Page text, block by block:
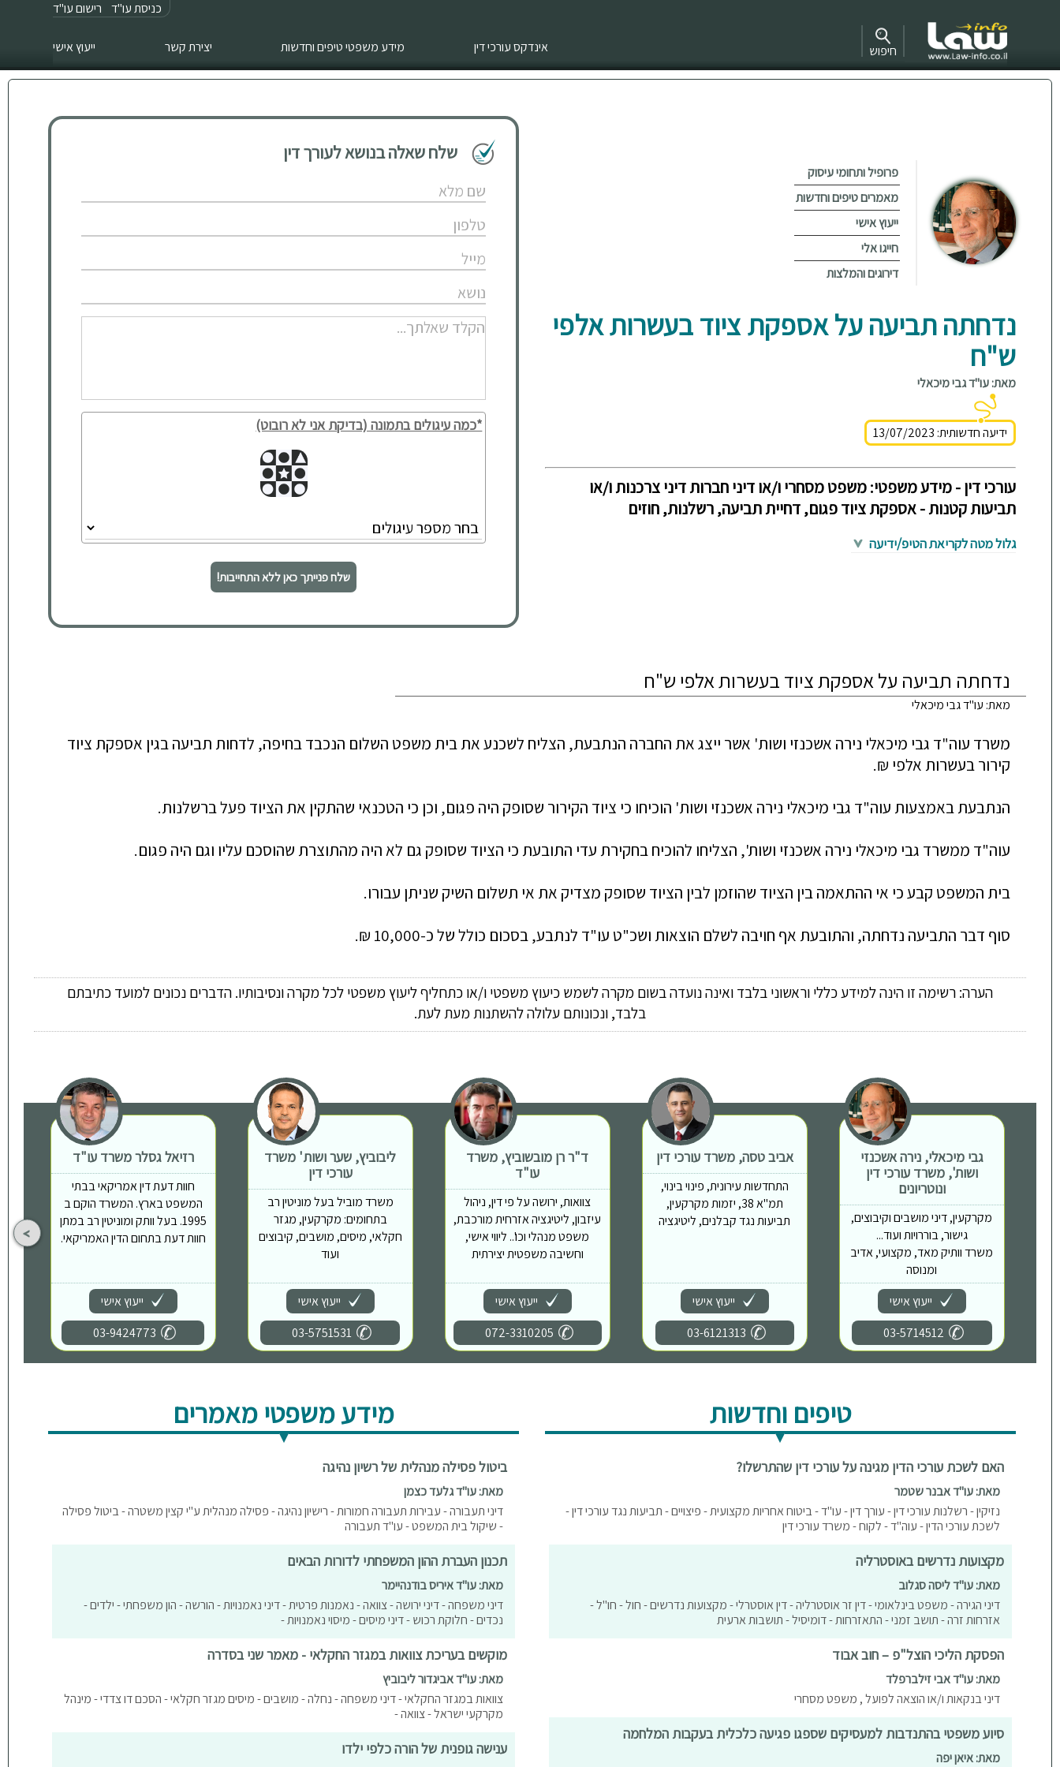
כניסת עו"ד רישום עו"ד
אינדקס עורכי דין מידע משפטי טיפים וחדשות יצירת קשר ייעוץ אישי חיפוש
פרופיל ותחומי עיסוק
מאמרים טיפים וחדשות
ייעוץ אישי
חייגו אלי
דירוגים והמלצות
נדחתה תביעה על אספקת ציוד בעשרות אלפי
ש"ח
מאת: עו"ד גבי מיכאלי
ידיעה חדשותית: 13/07/2023
עורכי דין - מידע משפטי: משפט מסחרי ו/או דיני חברות דיני צרכנות ו/או
תביעות קטנות - אספקת ציוד פגום, דחיית תביעה, רשלנות, חוזים
גלול מטה לקריאת הטיפ/ידיעה
שלח שאלה בנושא לעורך דין
*כמה עיגולים בתמונה (בדיקת אני לא רובוט)
שלח פנייתך כאן ללא התחייבות!
נדחתה תביעה על אספקת ציוד בעשרות אלפי ש"ח
מאת: עו"ד גבי מיכאלי
סוף דבר התביעה נדחתה, והתובעת אף חויבה לשלם הוצאות ושכ"ט עו"ד לנתבע, בסכום כולל של כ-10,000 ₪.
הערה: רשימה זו הינה למידע כללי וראשוני בלבד ואינה נועדה בשום מקרה לשמש כיעוץ משפטי ו/או כתחליף ליעוץ משפטי לכל מקרה ונסיבותיו. הדברים נכונים למועד כתיבתם
בלבד, ונכונותם עלולה להשתנות מעת לעת.
גבי מיכאלי, נירה אשכנזי
ושות', משרד עורכי דין
ונוטריונים
מקרקעין, דיני מושבים וקיבוצים,
גישור, בוררויות ועוד...
משרד וותיק מאד, מקצועי, אדיב
ומנוסה
ייעוץ אישי
03-5714512
אביב טסה, משרד עורכי דין
התחדשות עירונית, פינוי בינוי,
תמ"א 38, יזמות מקרקעין,
תביעות נגד קבלנים, ליטיגציה
ייעוץ אישי
03-6121313
ד"ר רן מובשוביץ, משרד
עו"ד
צוואות, ירושה על פי דין, ניהול
עיזבון, ליטיגציה אזרחית מורכבת,
משפט מנהלי וכו'.. ליווי אישי,
וחשיבה משפטית יצירתית
ייעוץ אישי
072-3310205
ליבוביץ, שער ושות' משרד
עורכי דין
משרד מוביל בעל מוניטין רב
בתחומים: מקרקעין, מגזר
חקלאי, מיסים, מושבים, קיבוצים
ועוד
ייעוץ אישי
03-5751531
רזיאל גסלר משרד עו"ד
חוות דעת דין אמריקאי בבתי
המשפט בארץ. המשרד הוקם ב
1995. בעל וותק ומוניטין רב במתן
חוות דעת בתחום הדין האמריקאי.
ייעוץ אישי
03-9424773
טיפים וחדשות
האם לשכת עורכי הדין מגינה על עורכי דין שהתרשלו?
מאת: עו"ד אבנר שטמר
נזיקין - רשלנות עורכי דין - עורך דין - עו"ד - ביטוח אחריות מקצועית - פיצויים - תביעות נגד עורכי דין -
לשכת עורכי הדין - עוה"ד - לקוח - משרד עורכי דין
מקצועות נדרשים באוסטרליה
מאת: עו"ד ליסה סגלוב
דיני הגירה - משפט בינלאומי - דין זר אוסטרליה - דין אוסטרלי - מקצועות נדרשים - חול - חו"ל -
אזרחות זרה - תושב זמני - התאזרחות - דומיסיל - תושבות ארעית
הפסקת הליכי הוצל"פ – חוב אבוד
מאת: עו"ד אבי זילברפלד
דיני בנקאות ו/או הוצאה לפועל , משפט מסחרי
סיוע משפטי בהתנדבות למעסיקים שספגו פגיעה כלכלית בעקבות המלחמה
מאת: איאן יפה
מידע משפטי מאמרים
ביטול פסילה מנהלית של רשיון נהיגה
מאת: עו"ד גלעד כצמן
דיני תעבורה - עבירות תעבורה חמורות - רישיון נהיגה - פסילה מנהלית ע"י קצין משטרה - ביטול פסילה
- שיקול בית המשפט - עו"ד תעבורה
תכנון העברת ההון המשפחתי לדורות הבאים
מאת: עו"ד איריס בודנהיימר
דיני משפחה - דיני ירושה - צוואה - נאמנות פרטית - דיני נאמנויות - הורשה - הון משפחתי - ילדים -
נכדים - חלוקת רכוש - דיני מיסים - מיסוי נאמנויות -
מוקשים בעריכת צוואות במגזר החקלאי - מאמר שני בסדרה
מאת: עו"ד אביגדור ליבוביץ
צוואות במגזר החקלאי - דיני משפחה - נחלה - מושבים - מיסים מגזר חקלאי - הסכם דו צדדי - מינהל
מקרקעי ישראל - צוואה -
ענישה גופנית של הורה כלפי ילדו